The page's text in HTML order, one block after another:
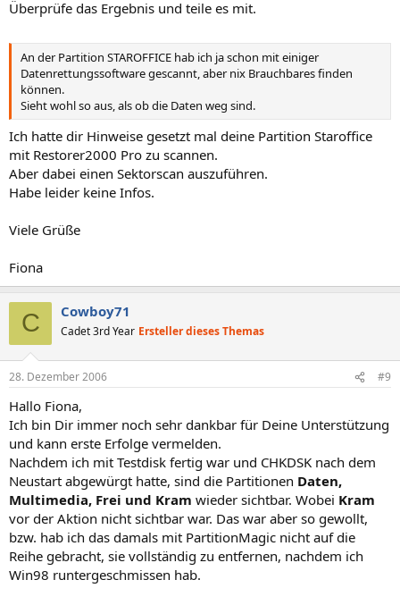
Überprüfe das Ergebnis und teile es mit.
An der Partition STAROFFICE hab ich ja schon mit einiger
Datenrettungssoftware gescannt, aber nix Brauchbares finden
können.
Sieht wohl so aus, als ob die Daten weg sind.
Ich hatte dir Hinweise gesetzt mal deine Partition Staroffice
mit Restorer2000 Pro zu scannen.
Aber dabei einen Sektorscan auszuführen.
Habe leider keine Infos.
Viele Grüße
Fiona
C Cowboy71
Cadet 3rd Year Ersteller dieses Themas
28. Dezember 2006 #9
Hallo Fiona,
Ich bin Dir immer noch sehr dankbar für Deine Unterstützung
und kann erste Erfolge vermelden.
Nachdem ich mit Testdisk fertig war und CHKDSK nach dem
Neustart abgewürgt hatte, sind die Partitionen Daten,
Multimedia, Frei und Kram wieder sichtbar. Wobei Kram
vor der Aktion nicht sichtbar war. Das war aber so gewollt,
bzw. hab ich das damals mit PartitionMagic nicht auf die
Reihe gebracht, sie vollständig zu entfernen, nachdem ich
Win98 runtergeschmissen hab.